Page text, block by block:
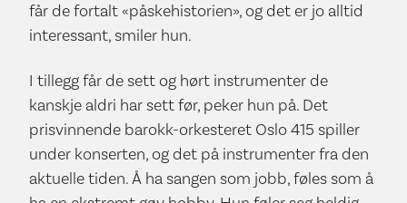
får de fortalt «påskehistorien», og det er jo alltid
interessant, smiler hun.
I tillegg får de sett og hørt instrumenter de
kanskje aldri har sett før, peker hun på. Det
prisvinnende barokk-orkesteret Oslo 415 spiller
under konserten, og det på instrumenter fra den
aktuelle tiden. Å ha sangen som jobb, føles som å